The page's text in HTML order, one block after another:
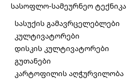
სასოფლო-სამეურნეო ტექნიკა
სასუქის გამავრცელებლები
კულტივატორები
დისკის კულტივატორები
გუთანები
კარტოფილის აღჭურვილობა